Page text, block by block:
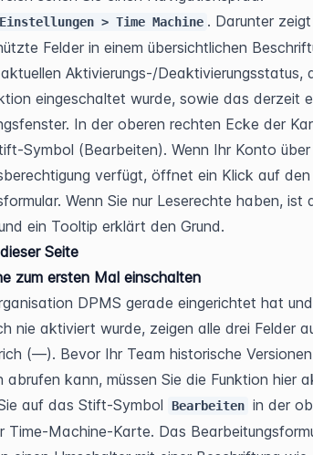
> Time Machine . Darunter
Felder in einem übersichtlichen
Aktivierungs-/Deaktivierungsstatus,
eingeschaltet wurde, sowie das derzeit
In der oberen rechten Ecke der
Symbol (Bearbeiten). Wenn Ihr Konto über
verfügt, öffnet ein Klick auf
Wenn Sie nur Leserechte haben,
ein Tooltip erklärt den Grund.
Seite
zum ersten Mal einschalten
DPMS gerade eingerichtet hat
nie aktiviert wurde, zeigen alle drei Felder
(—). Bevor Ihr Team historische
abrufen kann, müssen Sie die Funktion hier
auf das Stift-Symbol
Bearbeiten in der
Time-Machine-Karte. Das